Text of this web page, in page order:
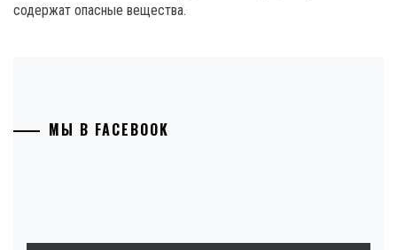
содержат опасные вещества.
МЫ В FACEBOOK